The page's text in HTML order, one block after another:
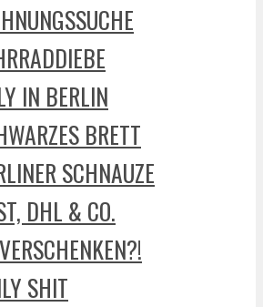
IN BERLIN
BRETT
SCHNAUZE
DHL & CO.
SHIT